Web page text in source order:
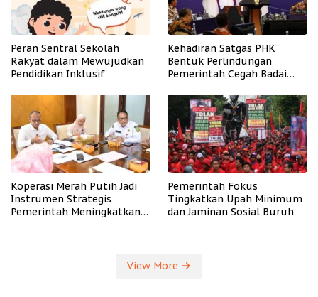
Peran Sentral Sekolah
Rakyat dalam Mewujudkan
Pendidikan Inklusif
Kehadiran Satgas PHK
Bentuk Perlindungan
Pemerintah Cegah Badai
Koperasi Merah Putih Jadi
Instrumen Strategis
Pemerintah Meningkatkan
Pemerintah Fokus
Tingkatkan Upah Minimum
dan Jaminan Sosial Buruh
View More